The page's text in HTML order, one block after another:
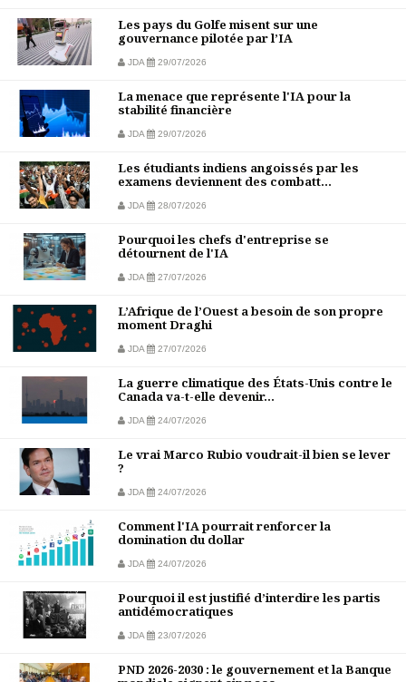
Les pays du Golfe misent sur une
gouvernance pilotée par l’IA
JDA 29/07/2026
La menace que représente l'IA pour la
stabilité financière
JDA 29/07/2026
Les étudiants indiens angoissés par les
examens deviennent des combatt...
JDA 28/07/2026
Pourquoi les chefs d'entreprise se
détournent de l'IA
JDA 27/07/2026
L’Afrique de l’Ouest a besoin de son propre
moment Draghi
JDA 27/07/2026
La guerre climatique des États-Unis contre le
Canada va-t-elle devenir...
JDA 24/07/2026
Le vrai Marco Rubio voudrait-il bien se lever
?
JDA 24/07/2026
Comment l'IA pourrait renforcer la
domination du dollar
JDA 24/07/2026
Pourquoi il est justifié d’interdire les partis
antidémocratiques
JDA 23/07/2026
PND 2026-2030 : le gouvernement et la Banque